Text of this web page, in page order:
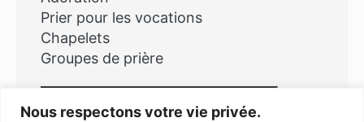
Nous respectons votre vie privée.
Prier pour les vocations
Chapelets
Groupes de prière